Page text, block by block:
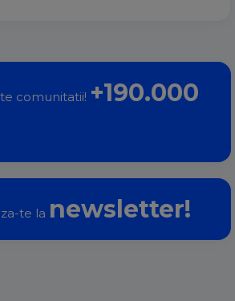
comunitatii! +190.000
te la newsletter!